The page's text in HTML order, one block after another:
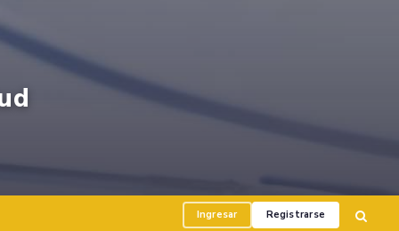
Ingresar Registrarse